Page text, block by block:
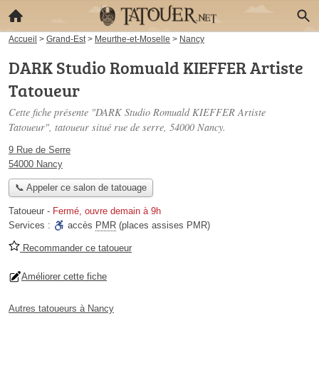
Accueil > Grand-Est > Meurthe-et-Moselle > Nancy
DARK Studio Romuald KIEFFER Artiste
Tatoueur
Cette fiche présente "DARK Studio Romuald KIEFFER Artiste
Tatoueur", tatoueur situé rue de serre, 54000 Nancy.
9 Rue de Serre
54000 Nancy
📞 Appeler ce salon de tatouage
Tatoueur - Fermé, ouvre demain à 9h
Services :
accès PMR (places assises PMR)
Recommander ce tatoueur
Améliorer cette fiche
Autres tatoueurs à Nancy